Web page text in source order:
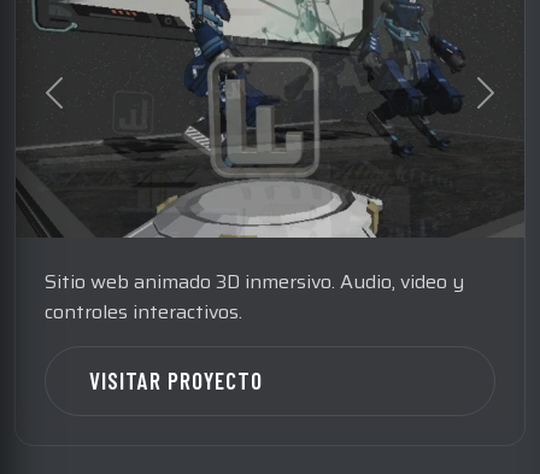
Sitio web animado 3D inmersivo. Audio, video y
controles interactivos.
VISITAR PROYECTO